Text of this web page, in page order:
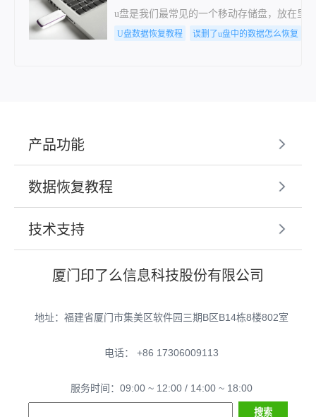
u盘是我们最常见的一个移动存储盘，放在里
U盘数据恢复教程 误删了u盘中的数据怎么恢复
产品功能
数据恢复教程
技术支持
厦门印了么信息科技股份有限公司
地址：福建省厦门市集美区软件园三期B区B14栋8楼802室
电话： +86 17306009113
服务时间：09:00 ~ 12:00 / 14:00 ~ 18:00